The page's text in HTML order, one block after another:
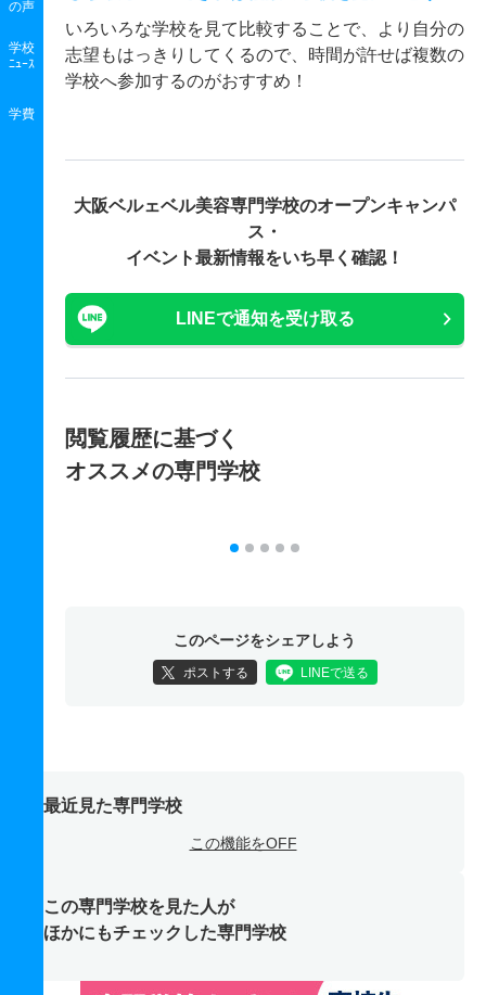
の声
学校
ﾆｭｰｽ
学費
いろいろな学校を見て比較することで、より自分の
志望もはっきりしてくるので、時間が許せば複数の
学校へ参加するのがおすすめ！
大阪ベルェベル美容専門学校のオープンキャンパ
ス・
イベント最新情報をいち早く確認！
LINEで通知を受け取る
閲覧履歴に基づく
オススメの専門学校
このページをシェアしよう
ポストする LINEで送る
最近見た専門学校
この機能をOFF
この専門学校を見た人が
ほかにもチェックした専門学校